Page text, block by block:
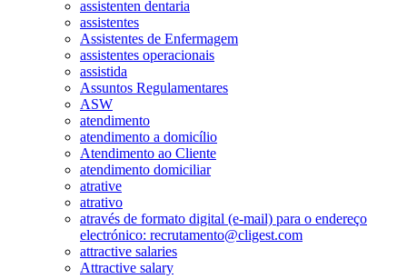
assistenten dentaria
assistentes
Assistentes de Enfermagem
assistentes operacionais
assistida
Assuntos Regulamentares
ASW
atendimento
atendimento a domicílio
Atendimento ao Cliente
atendimento domiciliar
atrative
atrativo
através de formato digital (e-mail) para o endereço
electrónico: recrutamento@cligest.com
attractive salaries
Attractive salary